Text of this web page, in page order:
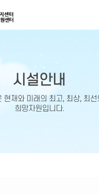
시설안내
현재와 미래의 최고, 최상, 최선
희망자원입니다.